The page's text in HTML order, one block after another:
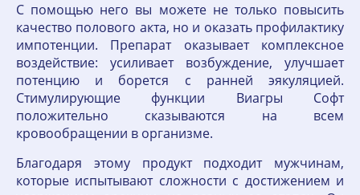
С помощью него вы можете не только повысить
качество полового акта, но и оказать профилактику
импотенции. Препарат оказывает комплексное
воздействие: усиливает возбуждение, улучшает
потенцию и борется с ранней эякуляцией.
Стимулирующие функции Виагры Софт
положительно сказываются на всем
кровообращении в организме.
Благодаря этому продукт подходит мужчинам,
которые испытывают сложности с достижением и